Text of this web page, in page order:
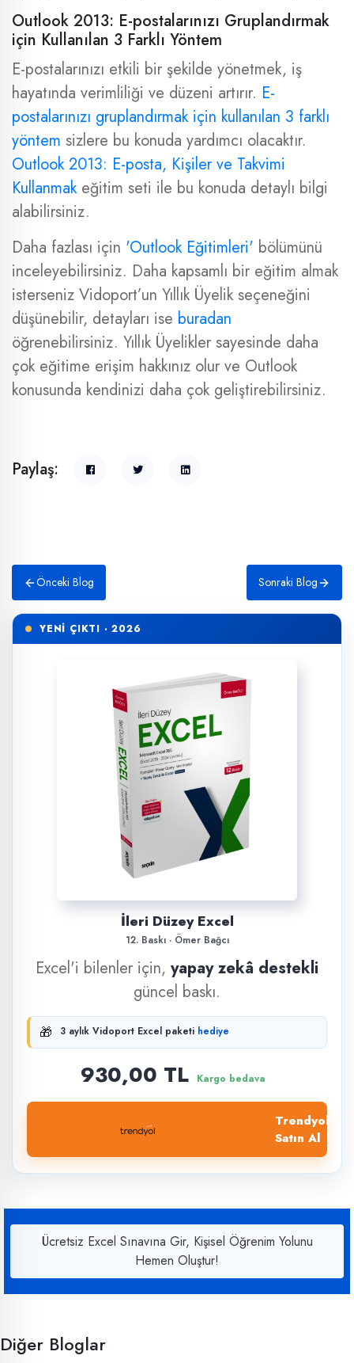
Outlook 2013: E-postalarınızı Gruplandırmak
için Kullanılan 3 Farklı Yöntem
E-postalarınızı etkili bir şekilde yönetmek, iş
hayatında verimliliği ve düzeni artırır. E-
postalarınızı gruplandırmak için kullanılan 3 farklı
yöntem sizlere bu konuda yardımcı olacaktır.
Outlook 2013: E-posta, Kişiler ve Takvimi
Kullanmakeğitim seti ile bu konuda detaylı bilgi
alabilirsiniz.
Daha fazlası için 'Outlook Eğitimleri' bölümünü
inceleyebilirsiniz. Daha kapsamlı bir eğitim almak
isterseniz Vidoport’un Yıllık Üyelik seçeneğini
düşünebilir, detayları ise buradan
öğrenebilirsiniz. Yıllık Üyelikler sayesinde daha
çok eğitime erişim hakkınız olur ve Outlook
konusunda kendinizi daha çok geliştirebilirsiniz.
Paylaş:
Önceki Blog Sonraki Blog
YENİ ÇIKTI · 2026
İleri Düzey Excel
12. Baskı · Ömer Bağcı
Excel'i bilenler için, yapay zekâ destekli
güncel baskı.
🎁 3 aylık Vidoport Excel paketi hediye
930,00 TL Kargo bedava
Trendyol'dan
Satın Al
Ücretsiz Excel Sınavına Gir, Kişisel Öğrenim Yolunu
Hemen Oluştur!
Diğer Bloglar